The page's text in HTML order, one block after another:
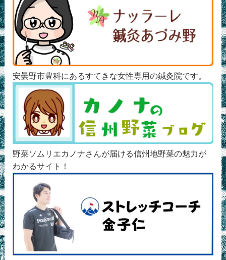
安曇野市豊科にあるすてきな女性専用の鍼灸院です。
野菜ソムリエカノナさんが届ける信州地野菜の魅力が
わかるサイト！